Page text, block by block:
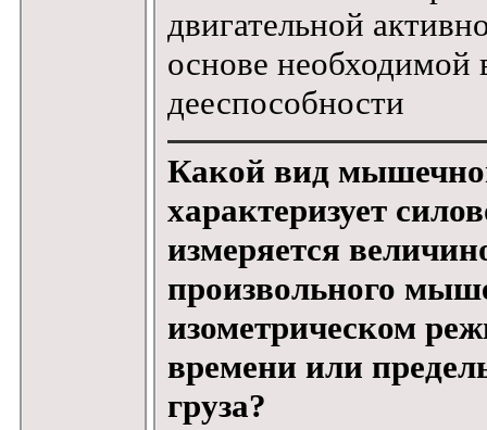
двигательной
основе необходимой
дееспособности
Какой вид
характеризует
измеряется
произвольного
изометрическом
времени или
груза?